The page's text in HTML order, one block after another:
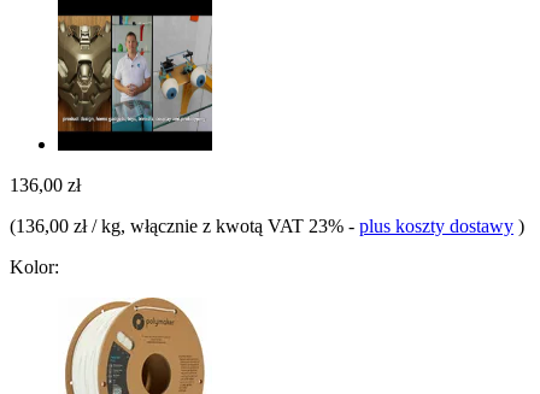
136,00 zł
(136,00 zł / kg, włącznie z kwotą VAT 23% - plus koszty dostawy )
Kolor: